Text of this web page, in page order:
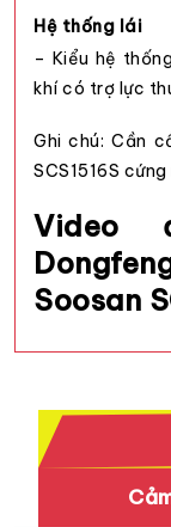
Hệ thống lái
– Kiểu hệ
khí có trợ lực
Ghi chú: Cần
SCS1516S
Video
Soosan